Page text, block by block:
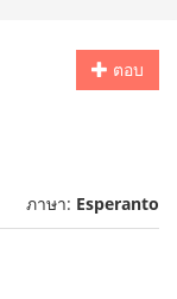
ตอบ
ภาษา: Esperanto